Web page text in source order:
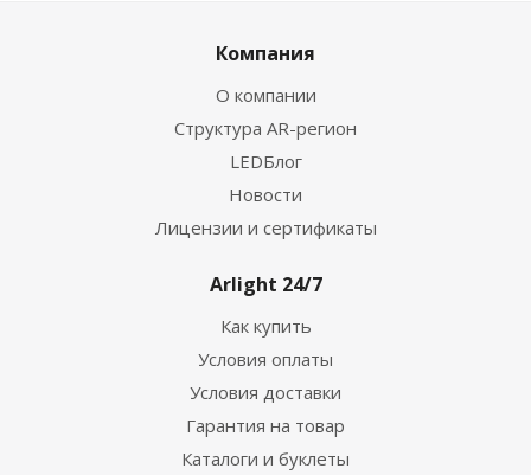
Компания
О компании
Структура AR-регион
LEDБлог
Новости
Лицензии и сертификаты
Arlight 24/7
Как купить
Условия оплаты
Условия доставки
Гарантия на товар
Каталоги и буклеты